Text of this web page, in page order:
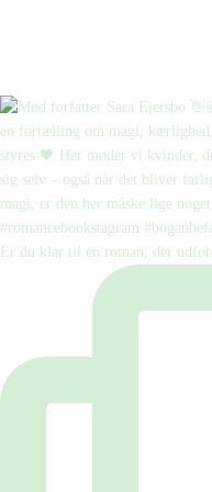
Er du klar til en roman, der